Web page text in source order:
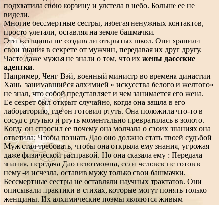
подхватила свою корзину и улетела в небо. Больше ее не
видели.
Многие бессмертные сестры, избегая ненужных контактов,
просто улетали, оставляя на земле башмачки.
Эти женщины не создавали открытых школ. Они хранили
свои знания в секрете от мужчин, передавая их друг другу.
Часто даже мужья не знали о том, что их жены даосские
адептки.
Например, Ченг Вэй, военный министр во времена династии
Хань, занимавшийся алхимией « искусства белого и желтого»
не знал, что собой представляет и чем занимается его жена.
Ее секрет был открыт случайно, когда она зашла в его
лабораторию, где он готовил ртуть. Она положила что-то в
сосуд с ртутью и ртуть моментально превратилась в золото.
Когда он спросил ее почему она молчала о своих знаниях она
ответила: Чтобы познать Дао оно должно стать твоей судьбой
Муж стал требовать, чтобы она открыла ему знания, угрожая
даже физической расправой. Но она сказала ему : Передача
знания, передача Дао невозможна, если человек не готов к
нему -и исчезла, оставив мужу только свои башмачки.
Бессмертные сестры не оставляли научных трактатов. Они
описывали практики в стихах, которые могут понять только
женщины. Их алхимические поэмы являются живым